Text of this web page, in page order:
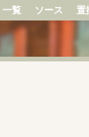
一覧 ソース 置